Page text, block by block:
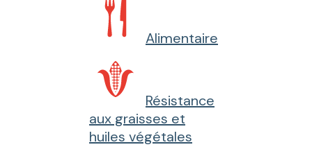
Alimentaire
Résistance
aux graisses et
huiles végétales